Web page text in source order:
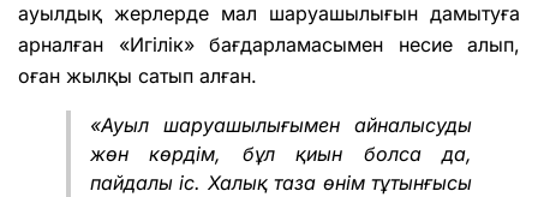
ауылдық жерлерде мал шаруашылығын дамытуға
арналған «Игілік» бағдарламасымен несие алып,
оған жылқы сатып алған.
«Ауыл шаруашылығымен айналысуды
жөн көрдім, бұл қиын болса да,
пайдалы іс. Халық таза өнім тұтынғысы